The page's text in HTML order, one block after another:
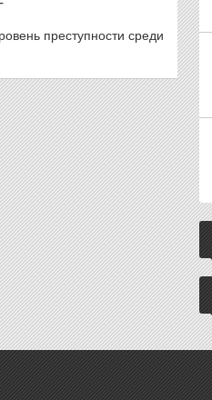
преступности среди